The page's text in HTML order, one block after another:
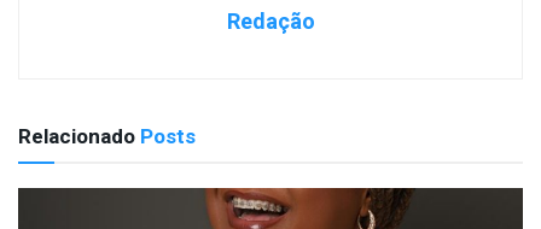
Redação
Relacionado Posts